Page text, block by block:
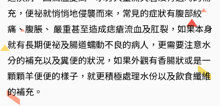
充，便祕就悄悄地侵襲而來，常見的症狀有腹部絞
痛、腹脹、 嚴重甚至造成痣瘡流血及肛裂，如果本身
就有長期便祕及腸道蠕動不良的病人，更需要注意水
分的補充以及糞便的狀況，如果外觀有香腸狀或是一
顆顆羊便便的樣子，就更積極處理水份以及飲食纖維
的補充。